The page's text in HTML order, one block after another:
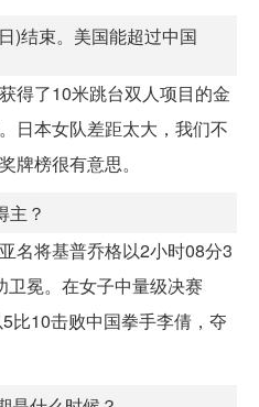
)结束。美国能超过中国
得了10米跳台双人项目的金
日本女队差距太大，我们不
牌榜很有意思。
主？
名将基普乔格以2小时08分3
冕。在女子中量级决赛
比10击败中国拳手李倩，夺